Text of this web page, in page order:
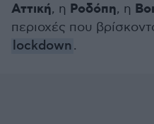
Αττική, η Ροδόπη, η
περιοχές που
lockdown.